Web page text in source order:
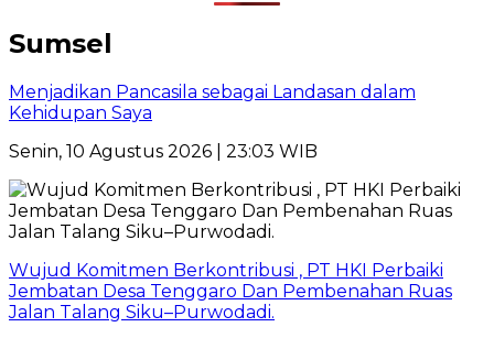
Sumsel
Menjadikan Pancasila sebagai Landasan dalam
Kehidupan Saya
Senin, 10 Agustus 2026 | 23:03 WIB
Wujud Komitmen Berkontribusi , PT HKI Perbaiki
Jembatan Desa Tenggaro Dan Pembenahan Ruas
Jalan Talang Siku–Purwodadi.